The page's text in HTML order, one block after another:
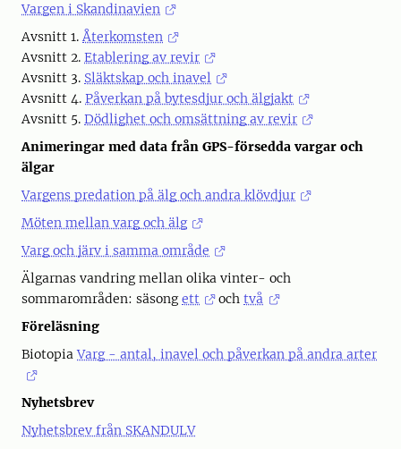
Vargen i Skandinavien
Avsnitt 1. Återkomsten
Avsnitt 2. Etablering av revir
Avsnitt 3. Släktskap och inavel
Avsnitt 4. Påverkan på bytesdjur och älgjakt
Avsnitt 5. Dödlighet och omsättning av revir
Animeringar med data från GPS-försedda vargar och
älgar
Vargens predation på älg och andra klövdjur
Möten mellan varg och älg
Varg och järv i samma område
Älgarnas vandring mellan olika vinter- och
sommarområden: säsongett ochtvå
Föreläsning
BiotopiaVarg - antal, inavel och påverkan på andra arter
Nyhetsbrev
Nyhetsbrev från SKANDULV